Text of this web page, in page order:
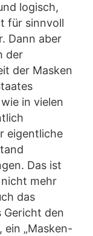
logisch,
für sinnvoll
Dann aber
der
der Masken
in vielen
eigentliche
Das ist
mehr
das
Gericht den
ein „Masken-